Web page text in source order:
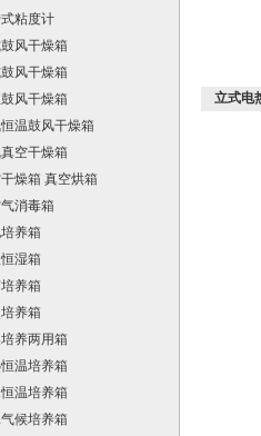
粘度计
风干燥箱
风干燥箱
风干燥箱
温鼓风干燥箱
空干燥箱
燥箱 真空烘箱
消毒箱
养箱
湿箱
养箱
养箱
养两用箱
温培养箱
温培养箱
候培养箱
立式电